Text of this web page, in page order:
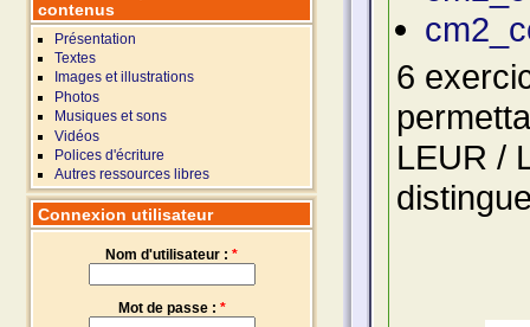
6
LEUR /
contenus
Présentation
Textes
Images et illustrations
Photos
Musiques et sons
Vidéos
Polices d'écriture
Autres ressources libres
Connexion utilisateur
Nom d'utilisateur : *
Mot de passe : *